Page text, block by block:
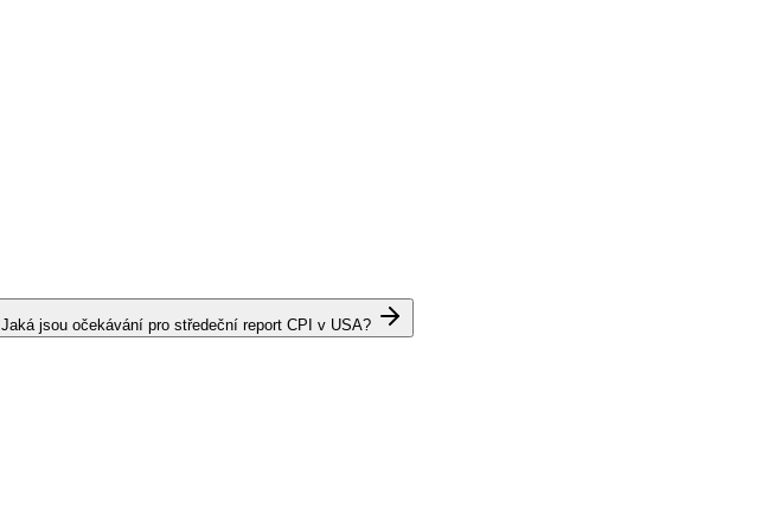
Jaká jsou očekávání pro středeční report CPI v USA?